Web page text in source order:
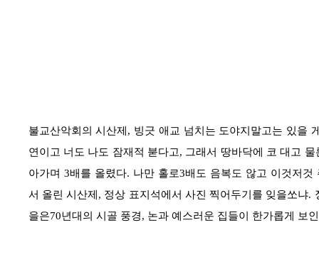
불교산악회의 시산제 , 빙긋 애교 넘치는 도야지말고는 있을
연이고 너도 나도 잠재적 붇다고, 그래서 땅바닥에 코 대고
아가며 3배를 올렸다. 나만 홀로3배도 음복도 않고 이것저것
서 올린 시산제 , 정상 표지석에서 사진 찍어두기를 잊을쏘냐.
을은70년대의 시골 풍경, 논과 예스러운 집들이 한가롭게 보